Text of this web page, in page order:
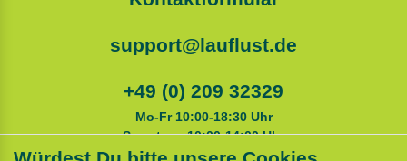
support@lauflust.de
+49 (0) 209 32329
Mo-Fr 10:00-18:30 Uhr
Samstags 10:00-14:00 Uhr